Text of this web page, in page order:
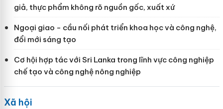
giả, thực phẩm không rõ nguồn gốc, xuất xứ
Ngoại giao - cầu nối phát triển khoa học và công nghệ,
đổi mới sáng tạo
Cơ hội hợp tác với Sri Lanka trong lĩnh vực công nghiệp
chế tạo và công nghệ nông nghiệp
Xã hội